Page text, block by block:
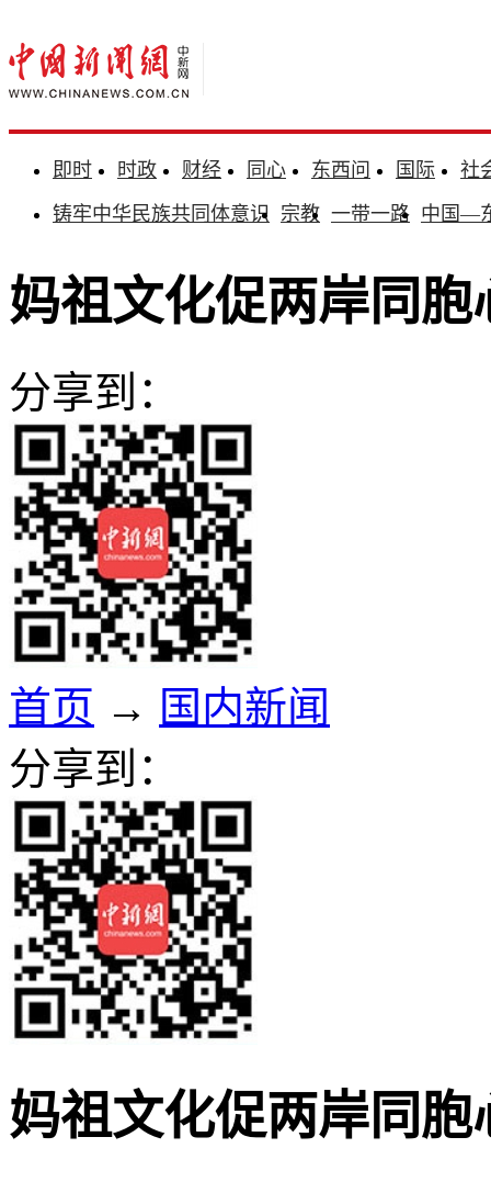
即时 时政 财经 同心 东西问 国际
社
铸牢中华民族共同体意识 宗教 一带一路 中国—
妈祖文化促两岸同
分享到：
首页 → 国内新闻
分享到：
妈祖文化促两岸同